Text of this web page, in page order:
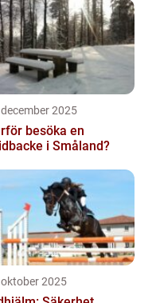
2025
besöka en
i Småland?
2025